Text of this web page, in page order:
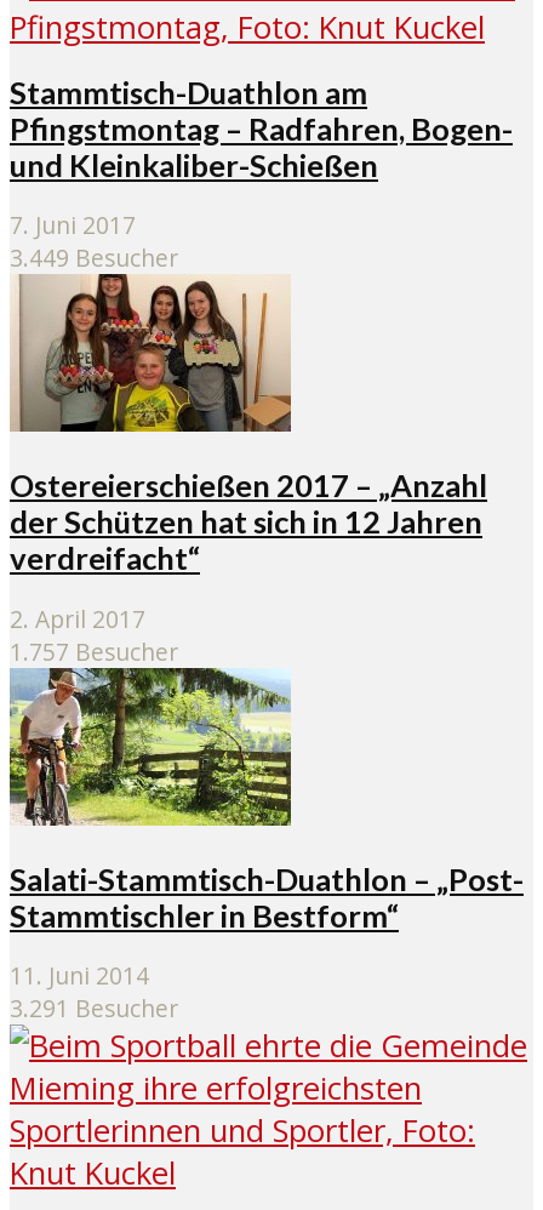
Stammtisch-Duathlon am
Pfingstmontag – Radfahren, Bogen-
und Kleinkaliber-Schießen
7. Juni 2017
3.449 Besucher
Ostereierschießen 2017 – „Anzahl
der Schützen hat sich in 12 Jahren
verdreifacht“
2. April 2017
1.757 Besucher
Salati-Stammtisch-Duathlon – „Post-
Stammtischler in Bestform“
11. Juni 2014
3.291 Besucher